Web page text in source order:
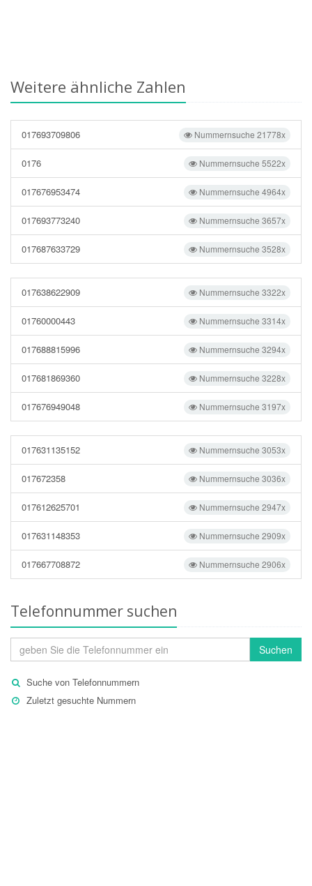
Weitere ähnliche Zahlen
Nummernsuche 21778x
017693709806
Nummernsuche 5522x
0176
Nummernsuche 4964x
017676953474
Nummernsuche 3657x
017693773240
Nummernsuche 3528x
017687633729
Nummernsuche 3322x
017638622909
Nummernsuche 3314x
01760000443
Nummernsuche 3294x
017688815996
Nummernsuche 3228x
017681869360
Nummernsuche 3197x
017676949048
Nummernsuche 3053x
017631135152
Nummernsuche 3036x
017672358
Nummernsuche 2947x
017612625701
Nummernsuche 2909x
017631148353
Nummernsuche 2906x
017667708872
Telefonnummer suchen
Suchen
Suche von Telefonnummern
Zuletzt gesuchte Nummern